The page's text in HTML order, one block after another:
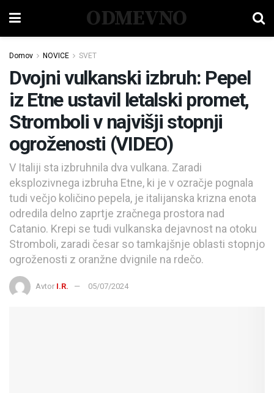
ODMEVNO
Domov NOVICE SVET
Dvojni vulkanski izbruh: Pepel
iz Etne ustavil letalski promet,
Stromboli v najvišji stopnji
ogroženosti (VIDEO)
V Italiji sta izbruhnila dva vulkana. Zaradi
eksplozivnega izbruha Etne, ki je v ozračje pognala
tudi večjo količino pepela, je italijanska krizna enota
odredila delno zaprtje zračnega prostora nad
Catanio. Krepi se tudi vulkanska dejavnost na otoku
Stromboli, zaradi česar so tamkajšnje oblasti stopnjo
ogroženosti z oranžne dvignile na rdečo.
Avtor I.R. 05/07/2024